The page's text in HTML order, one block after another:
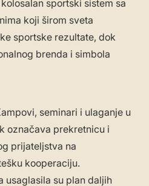
sportski sistem sa
koji širom sveta
sportske rezultate, dok
brenda i simbola
seminari i ulaganje u
označava prekretnicu i
prijateljstva na
kooperaciju.
usaglasila su plan daljih